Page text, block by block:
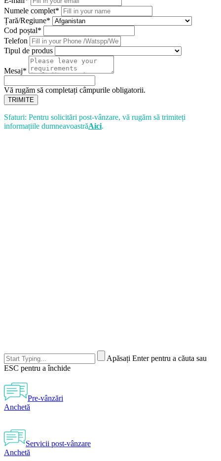
Numele complet*
Țară/Regiune*
Cod poștal*
Telefon
Tipul de produs
Mesaj*
Vă rugăm să completați câmpurile obligatorii.
TRIMITE
Sfaturi: Pentru solicitări post-vânzare, vă rugăm să trimiteți
informațiile dumneavoastrăAici.
Apăsați Enter pentru a căuta sau
ESC pentru a închide
Pre-vânzări
Anchetă
Servicii post-vânzare
Anchetă